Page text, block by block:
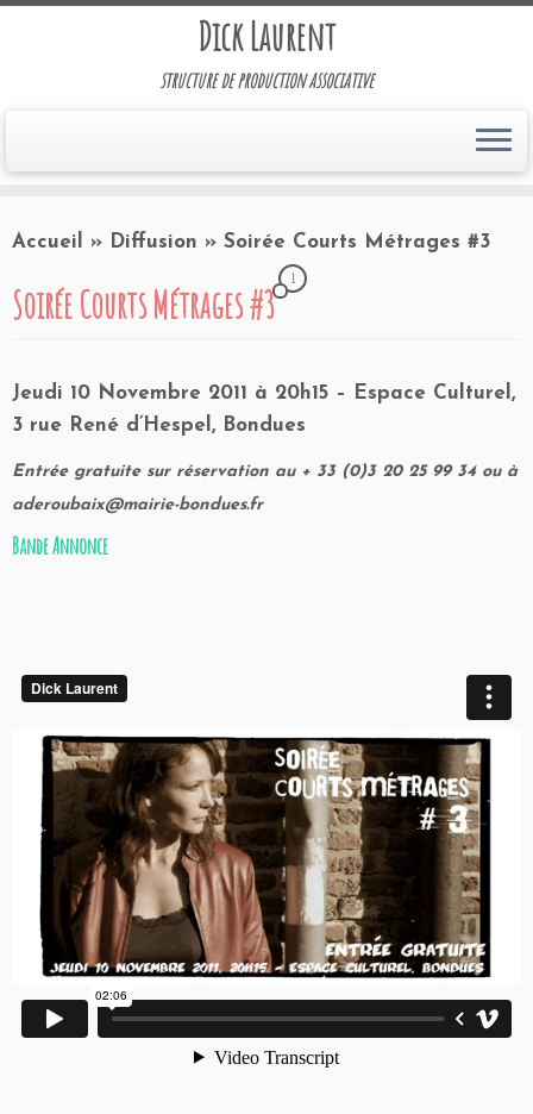
Dick Laurent
structure de production associative
Accueil » Diffusion » Soirée Courts Métrages #3
Soirée Courts Métrages #3
1
Jeudi 10 Novembre 2011 à 20h15 – Espace Culturel,
3 rue René d’Hespel, Bondues
Entrée gratuite sur réservation au + 33 (0)3 20 25 99 34 ou à
aderoubaix@mairie-bondues.fr
Bande Annonce